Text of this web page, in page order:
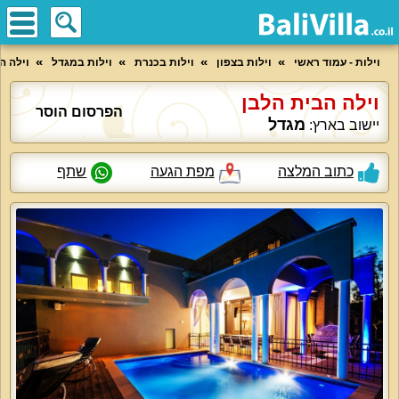
וילות - עמוד ראשי וילות בצפון וילות בכנרת וילות במגדל וילה
וילה הבית הלבן
יישוב בארץ: מגדל
הפרסום הוסר
כתוב המלצה מפת הגעה שתף